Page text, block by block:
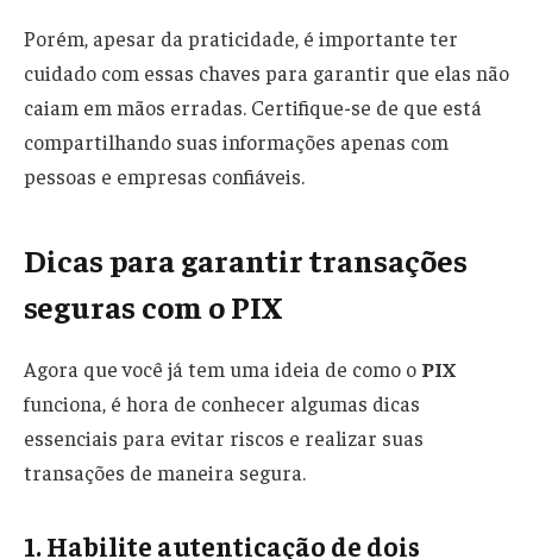
Porém, apesar da praticidade, é importante ter
cuidado com essas chaves para garantir que elas não
caiam em mãos erradas. Certifique-se de que está
compartilhando suas informações apenas com
pessoas e empresas confiáveis.
Dicas para garantir transações
seguras com o PIX
Agora que você já tem uma ideia de como o PIX
funciona, é hora de conhecer algumas dicas
essenciais para evitar riscos e realizar suas
transações de maneira segura.
1. Habilite autenticação de dois